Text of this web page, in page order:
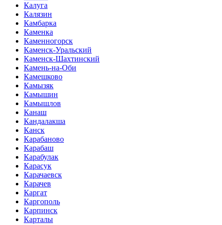
Калуга
Калязин
Камбарка
Каменка
Каменногорск
Каменск-Уральский
Каменск-Шахтинский
Камень-на-Оби
Камешково
Камызяк
Камышин
Камышлов
Канаш
Кандалакша
Канск
Карабаново
Карабаш
Карабулак
Карасук
Карачаевск
Карачев
Каргат
Каргополь
Карпинск
Карталы